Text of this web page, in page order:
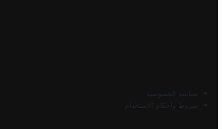
سياسة الخصوصية
شروط وأحكام الاستخدام